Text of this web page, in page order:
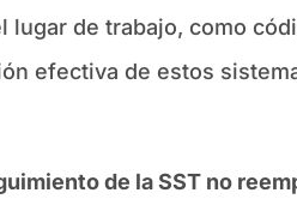
lugar de trabajo, como
efectiva de estos
de la SST no